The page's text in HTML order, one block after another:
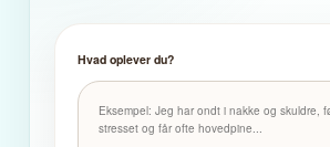
Hvad oplever du?